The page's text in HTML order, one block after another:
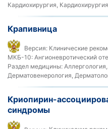
Кардиохирургия,
Крапивница
Версия: Клинические
МКБ-10: Ангионевротический
Раздел медицины:
Дерматовенерология,
Криопирин-
синдромы